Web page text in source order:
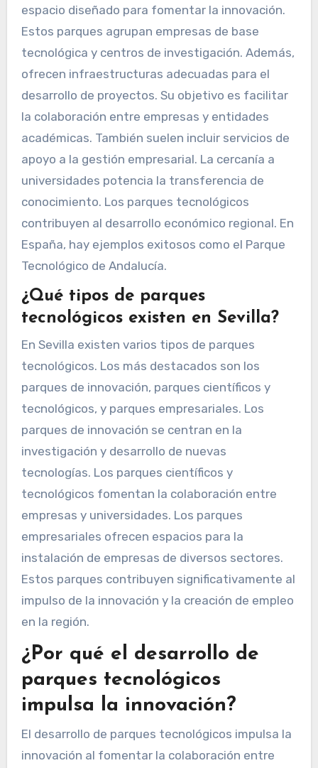
espacio diseñado para fomentar la innovación.
Estos parques agrupan empresas de base
tecnológica y centros de investigación. Además,
ofrecen infraestructuras adecuadas para el
desarrollo de proyectos. Su objetivo es facilitar
la colaboración entre empresas y entidades
académicas. También suelen incluir servicios de
apoyo a la gestión empresarial. La cercanía a
universidades potencia la transferencia de
conocimiento. Los parques tecnológicos
contribuyen al desarrollo económico regional. En
España, hay ejemplos exitosos como el Parque
Tecnológico de Andalucía.
¿Qué tipos de parques
tecnológicos existen en Sevilla?
En Sevilla existen varios tipos de parques
tecnológicos. Los más destacados son los
parques de innovación, parques científicos y
tecnológicos, y parques empresariales. Los
parques de innovación se centran en la
investigación y desarrollo de nuevas
tecnologías. Los parques científicos y
tecnológicos fomentan la colaboración entre
empresas y universidades. Los parques
empresariales ofrecen espacios para la
instalación de empresas de diversos sectores.
Estos parques contribuyen significativamente al
impulso de la innovación y la creación de empleo
en la región.
¿Por qué el desarrollo de
parques tecnológicos
impulsa la innovación?
El desarrollo de parques tecnológicos impulsa la
innovación al fomentar la colaboración entre